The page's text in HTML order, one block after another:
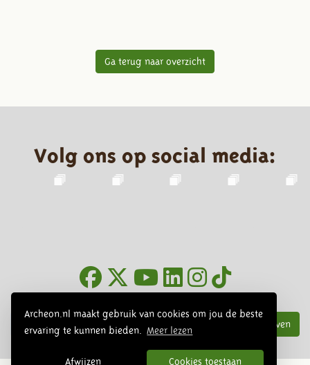
Archeon.nl maakt gebruik van cookies om jou de beste
ervaring te kunnen bieden.
Meer lezen
Afwijzen Cookies toestaan
Ga terug naar overzicht
Volg ons op social media:
Inschrijven